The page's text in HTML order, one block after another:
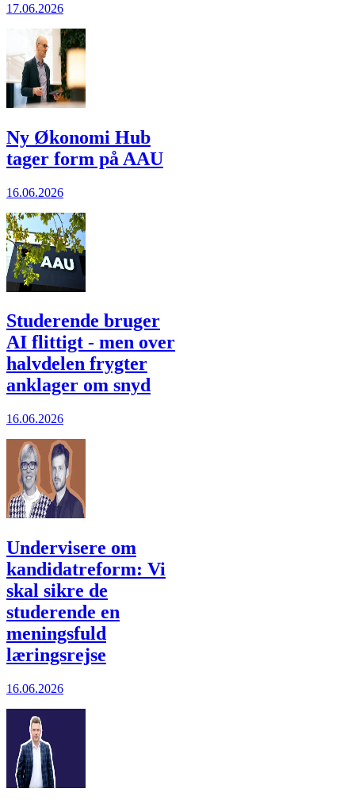
17.06.2026
Ny Økonomi Hub
tager form på AAU
16.06.2026
Studerende bruger
AI flittigt - men over
halvdelen frygter
anklager om snyd
16.06.2026
Undervisere om
kandidatreform: Vi
skal sikre de
studerende en
meningsfuld
læringsrejse
16.06.2026